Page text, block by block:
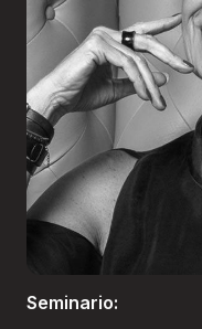
Seminario: